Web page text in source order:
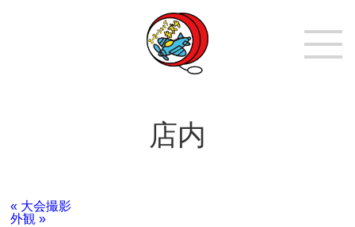
店内
« 大会撮影
外観 »